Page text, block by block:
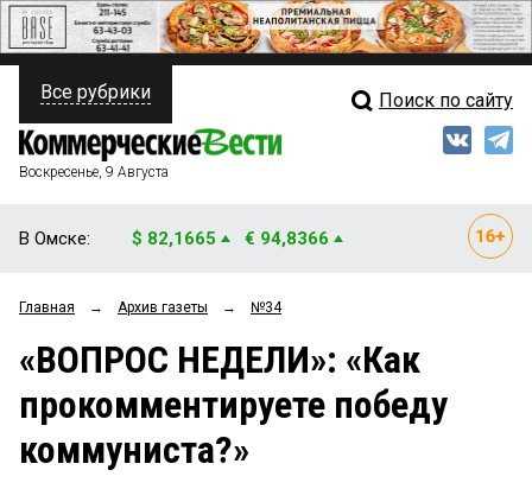
ПОЛИТИКА
ФИНАНСЫ
ОБЩЕСТВО
ЗАКОН
НОВОСТИ КОМПАНИЙ
Свежий выпуск
Рейтинги
Блоги
Все рубрики Поиск по сайту
Воскресенье, 9 Августа
В Омске: $ 82,1665 € 94,8366
Главная → Архив газеты → №34
«ВОПРОС НЕДЕЛИ»: «Как
прокомментируете победу
коммуниста?»